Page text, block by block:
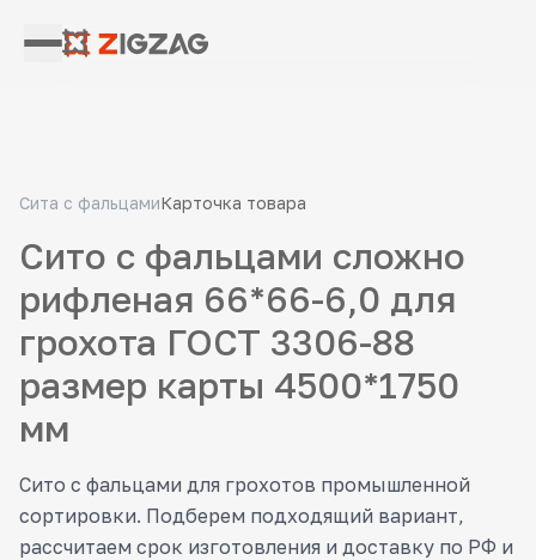
Сита с фальцамиКарточка товара
Сито с фальцами сложно
рифленая 66*66-6,0 для
грохота ГОСТ 3306-88
размер карты 4500*1750
мм
Сито с фальцами для грохотов промышленной
сортировки. Подберем подходящий вариант,
рассчитаем срок изготовления и доставку по РФ и